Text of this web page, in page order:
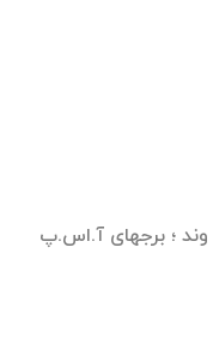
وند ؛ برجهای آ.اس.پ